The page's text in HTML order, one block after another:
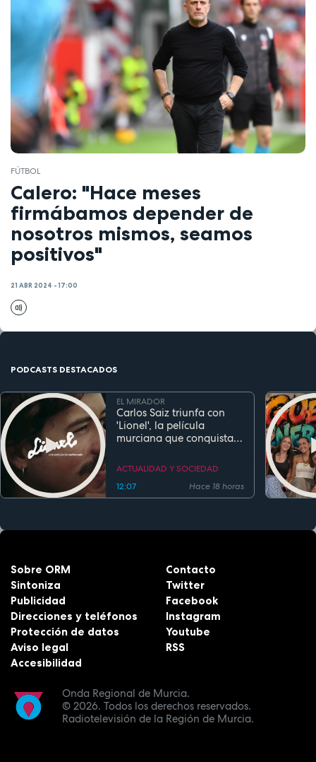
FÚTBOL
Calero: "Hace meses
firmábamos depender de
nosotros mismos, seamos
positivos"
21 ABR 2024 - 17:00
PODCASTS DESTACADOS
EL MIRADOR
Carlos Saiz triunfa con
'Lionel', la película
murciana que conquista
estreno
ACTUALIDAD Y SOCIEDAD
12:07
Hace 18 horas
Onda Regional de Murcia.
© 2026. Todos los derechos reservados.
Radiotelevisión de la Región de Murcia.
Sobre ORM
Sintoniza
Publicidad
Direcciones y teléfonos
Protección de datos
Aviso legal
Accesibilidad
Contacto
Twitter
Facebook
Instagram
Youtube
RSS